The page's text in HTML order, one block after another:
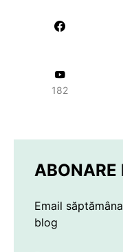
182
ABONARE
Email
blog